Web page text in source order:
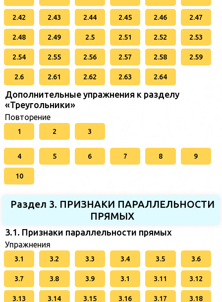
2.42 2.43 2.44 2.45 2.46 2.47
2.48 2.49 2.5 2.51 2.52 2.53
2.54 2.55 2.56 2.57 2.58 2.59
2.6 2.61 2.62 2.63 2.64
Дополнительные упражнения к разделу
«Треугольники»
Повторение
1 2 3
4 5 6 7 8 9
10
Раздел 3. ПРИЗНАКИ ПАРАЛЛЕЛЬНОСТИ
ПРЯМЫХ
3.1. Признаки параллельности прямых
Упражнения
3.1 3.2 3.3 3.4 3.5 3.6
3.7 3.8 3.9 3.1 3.11 3.12
3.13 3.14 3.15 3.16 3.17 3.18